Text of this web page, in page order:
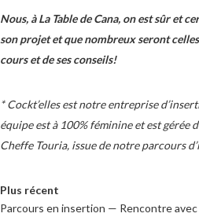
Nous, à La Table de Cana, on est sûr et
son projet et que nombreux seront
cours et de ses conseils!
* Cockt’elles est notre entreprise
équipe est à 100% féminine et est gérée
Cheffe Touria, issue de notre parcours
Plus récent
Parcours en insertion — Rencontre avec